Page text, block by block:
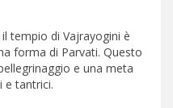
tempio di Vajrayogini è
forma di Parvati. Questo
e una meta
e tantrici.